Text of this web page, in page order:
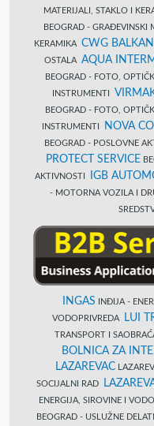
MATERIJALI, STAKLO I
BEOGRAD - GRAĐEVINSKI
KERAMIKA CWG BALKAN
OSTALA AQUA
BEOGRAD - FOTO,
INSTRUMENTI
BEOGRAD - FOTO,
INSTRUMENTI
NOVA
BEOGRAD - POSLOVNE
PROTECT SERVICE
AKTIVNOSTI
IGB
- MOTORNA VOZILA I
INGAS INĐIJA -
VODOPRIVREDA
LUI
TRANSPORT I
BOLNICA ZA
LAZAREVAC
SOCIJALNI RAD
ENERGIJA, SIROVINE I
BEOGRAD - USLUŽNE